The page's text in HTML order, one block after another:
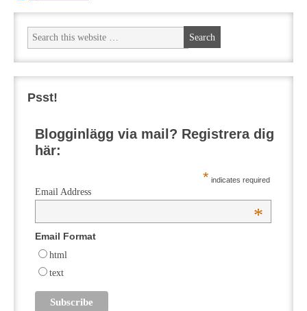
Psst!
Blogginlägg via mail? Registrera dig
här:
* indicates required
Email Address
*
Email Format
html
text